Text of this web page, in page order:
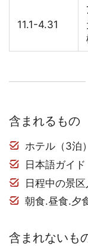
11.1-4.31
含まれるもの
ホテル（3泊）
日本語ガイド
日程中の景
朝食.昼食.夕
含まれないも